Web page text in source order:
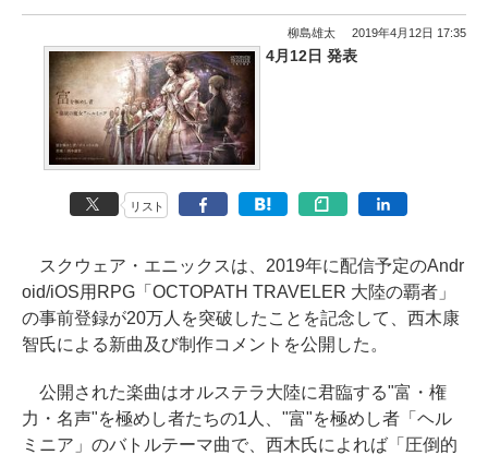
柳島雄太 2019年4月12日 17:35
4月12日 発表
リスト
スクウェア・エニックスは、2019年に配信予定のAndr
oid/iOS用RPG「OCTOPATH TRAVELER 大陸の覇者」
の事前登録が20万人を突破したことを記念して、西木康
智氏による新曲及び制作コメントを公開した。
公開された楽曲はオルステラ大陸に君臨する"富・権
力・名声"を極めし者たちの1人、"富"を極めし者「ヘル
ミニア」のバトルテーマ曲で、西木氏によれば「圧倒的